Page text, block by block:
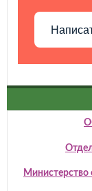
Министерство